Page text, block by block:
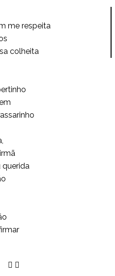
me respeita
colheita
querida